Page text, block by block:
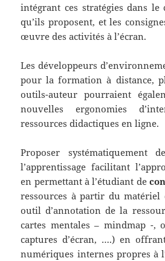
intégrant ces stratégies dans le
qu’ils proposent, et les
œuvre des activités à l’écran.
Les développeurs
pour la formation à distance,
outils-auteur pourraient
nouvelles ergonomies
ressources didactiques en ligne.
Proposer systématiquement
l’apprentissage facilitant
en permettant à l’étudiant de
ressources à partir du
outil d’annotation de la
cartes mentales – mindmap -,
captures d’écran, ….) en
numériques internes propres à